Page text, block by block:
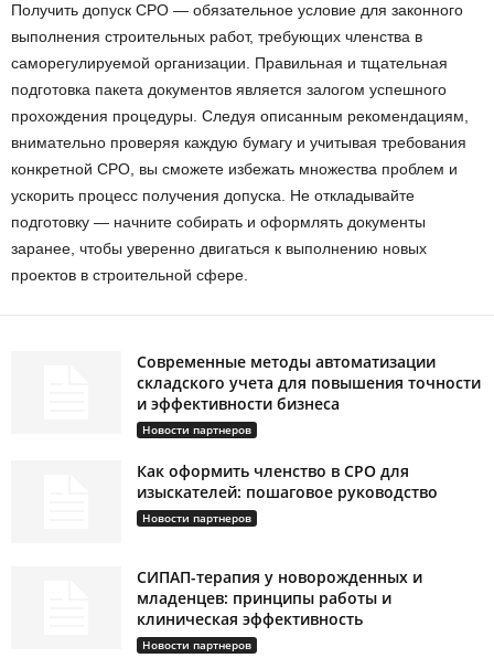
Получить допуск СРО — обязательное условие для законного
выполнения строительных работ, требующих членства в
саморегулируемой организации. Правильная и тщательная
подготовка пакета документов является залогом успешного
прохождения процедуры. Следуя описанным рекомендациям,
внимательно проверяя каждую бумагу и учитывая требования
конкретной СРО, вы сможете избежать множества проблем и
ускорить процесс получения допуска. Не откладывайте
подготовку — начните собирать и оформлять документы
заранее, чтобы уверенно двигаться к выполнению новых
проектов в строительной сфере.
Современные методы автоматизации
складского учета для повышения точности
и эффективности бизнеса
Новости партнеров
Как оформить членство в СРО для
изыскателей: пошаговое руководство
Новости партнеров
СИПАП-терапия у новорожденных и
младенцев: принципы работы и
клиническая эффективность
Новости партнеров